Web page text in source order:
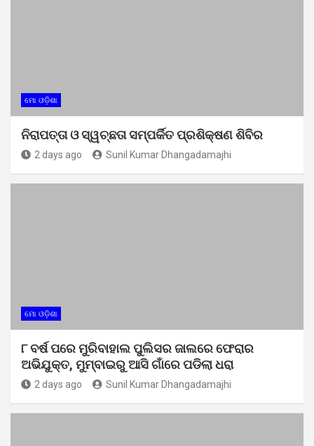
ମୋ ଓଡ଼ିଶା
ନିରାପତ୍ତା ଓ ସ୍ୱଚ୍ଛତା ସମ୍ପର୍କିତ ପ୍ରଶିକ୍ଷଣ ଶିବିର
2 days ago Sunil Kumar Dhangadamajhi
ମୋ ଓଡ଼ିଶା
୮ ବର୍ଷ ପରେ ମୁରିବାହାଲ ପୁଲିସର ଜାଲରେ ଫେରାର
ଅଭିଯୁକ୍ତ, ମୁମ୍ବାଇରୁ ଆସି ଗାଁରେ ପଡିଲା ଧରା
2 days ago Sunil Kumar Dhangadamajhi